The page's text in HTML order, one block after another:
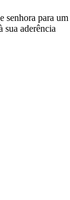
senhora para um
sua aderência